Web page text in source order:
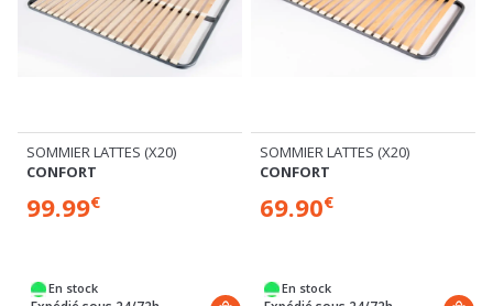
SOMMIER LATTES (X20)
CONFORT
99.99€
En stock
SOMMIER LATTES (X20)
CONFORT
69.90€
En stock